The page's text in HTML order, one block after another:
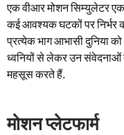
एक वीआर मोशन सिम्युलेटर
कई आवश्यक घटकों पर निर्भर
प्रत्येक भाग आभासी दुनिया को
ध्वनियों से लेकर उन
महसूस करते हैं.
मोशन प्लेटफार्म